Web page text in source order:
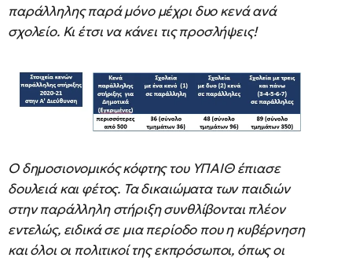
παράλληλης παρά μόνο μέχρι δυο κενά ανά
σχολείο. Κι έτσι να κάνει τις προσλήψεις!
Ο δημοσιονομικός κόφτης του ΥΠΑΙΘ έπιασε
δουλειά και φέτος. Τα δικαιώματα των παιδιών
στην παράλληλη στήριξη συνθλίβονται πλέον
εντελώς, ειδικά σε μια περίοδο που η κυβέρνηση
και όλοι οι πολιτικοί της εκπρόσωποι, όπως οι